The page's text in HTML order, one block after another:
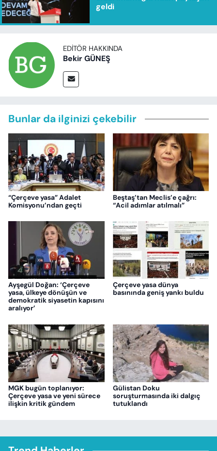
geldi
EDITÖR HAKKINDA
Bekir GÜNEŞ
Bunlar da ilginizi çekebilir
“Çerçeve yasa” Adalet
Komisyonu’ndan geçti
Beştaş’tan Meclis’e çağrı:
“Acil adımlar atılmalı”
Ayşegül Doğan: ‘Çerçeve
yasa, ülkeye dönüşün ve
demokratik siyasetin kapısını
aralıyor’
Çerçeve yasa dünya
basınında geniş yankı buldu
MGK bugün toplanıyor:
Çerçeve yasa ve yeni sürece
ilişkin kritik gündem
Gülistan Doku
soruşturmasında iki dalgıç
tutuklandı